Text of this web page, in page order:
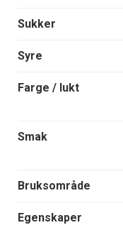
Sukker
Syre
Farge / lukt
Smak
Bruksområde
Egenskaper